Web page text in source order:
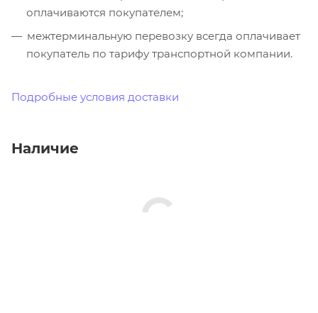
оплачиваются покупателем;
межтерминальную перевозку всегда оплачивает
покупатель по тарифу транспортной компании.
Подробные условия доставки
Наличие